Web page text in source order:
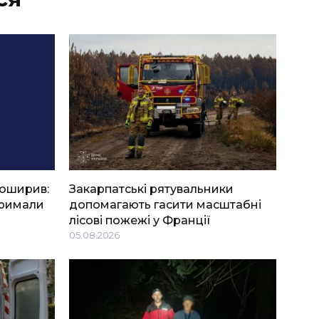
Закарпатські рятувальники
допомагають гасити масштабні
лісові пожежі у Франції
05.08.2026